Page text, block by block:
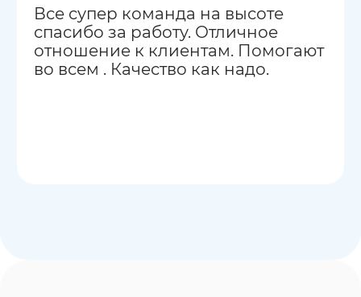
Все супер команда на высоте
спасибо за работу. Отличное
отношение к клиентам. Помогают
во всем . Качество как надо.